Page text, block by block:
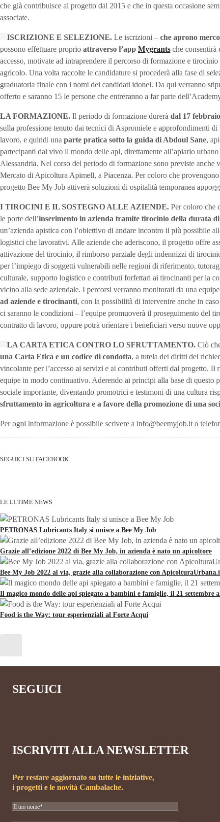
che già contribuisce al progetto dal 2015 e che in questa occasione
associate.
ISCRIZIONE E SELEZIONE. Le iscrizioni – che aprono
possono effettuare proprio attraverso l’app Mygrants che consentirà
accesso, motivate ad intraprendere il percorso di formazione e
agricolo. Una volta raccolte le candidature si procederà alla fase di
graduatoria finale con i nomi dei candidati idonei. Da qui verranno
offerto e saranno 15 le persone che entreranno a far parte
LA FORMAZIONE. Il periodo di formazione durerà dal 17
sulla professione tenuto dai tecnici di Aspromiele e approfondimenti
lavoro, e quindi una parte pratica sotto la guida di Abdoul Sane,
partecipanti dal vivo il mondo delle api, direttamente all’apiario
Alessandria. Nel corso del periodo di formazione sono previste anche
Mercato di Apicoltura Apimell, a Piacenza. Per coloro che
progetto Bee My Job attiverà soluzioni di ospitalità temporanea
I TIROCINI E IL SOSTEGNO ALLE AZIENDE. Per coloro che
le porte dell’inserimento in azienda tramite tirocinio della durata di
un’azienda apistica con l’obiettivo di andare incontro il più possibile
logistici che lavorativi. Alle aziende che aderiscono, il progetto offre
attivazione del tirocinio, il rimborso parziale degli indennizzi di
per l’impiego di soggetti vulnerabili nelle regioni di riferimento,
culturale, supporto logistico e contributi forfettari ai tirocinanti per la
vicino alla sede aziendale. I percorsi verranno monitorati da una
ad aziende e tirocinanti, con la possibilità di intervenire anche in
ci saranno le condizioni – l’equipe promuoverà il proseguimento del
contratto di lavoro, oppure potrà orientare i beneficiari verso nuove
LA CARTA ETICA CONTRO LO SFRUTTAMENTO. Ciò
una Carta Etica e un codice di condotta, a tutela dei diritti dei
vincolante per l’accesso ai servizi e ai contributi offerti dal progetto. Il
equipe in modo continuativo. Aderendo ai principi alla base di questo
sociale importante, diventando promotrici e testimoni di una cultura
sfruttamento in agricoltura e a favore della promozione di una
Per ogni informazione è possibile scrivere a info@beemyjob.it o
SEGUICI SU FACEBOOK
LE ULTIME NEWS
PETRONAS Lubricants Italy si unisce a Bee My Job
Grazie all’edizione 2022 di Bee My Job, in azienda è nato un apicoltore
Bee My Job 2022 al via, grazie alla collaborazione con
Il magico mondo delle api spiegato a bambini e famiglie, il 21 settembre
Food is the Way: tour esperienziali al Forte Acqui
SEGUICI
ISCRIVITI ALLA NEWSLETTER
Per restare aggiornato su tutte le iniziative,
i progetti e le novità Cambalache.